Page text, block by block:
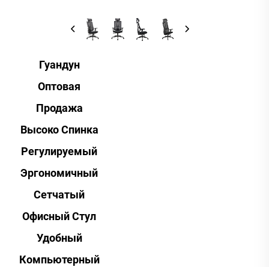
Гуандун
Оптовая
Продажа
Высоко Спинка
Регулируемый
Эргономичный
Сетчатый
Офисный Стул
Удобный
Компьютерный